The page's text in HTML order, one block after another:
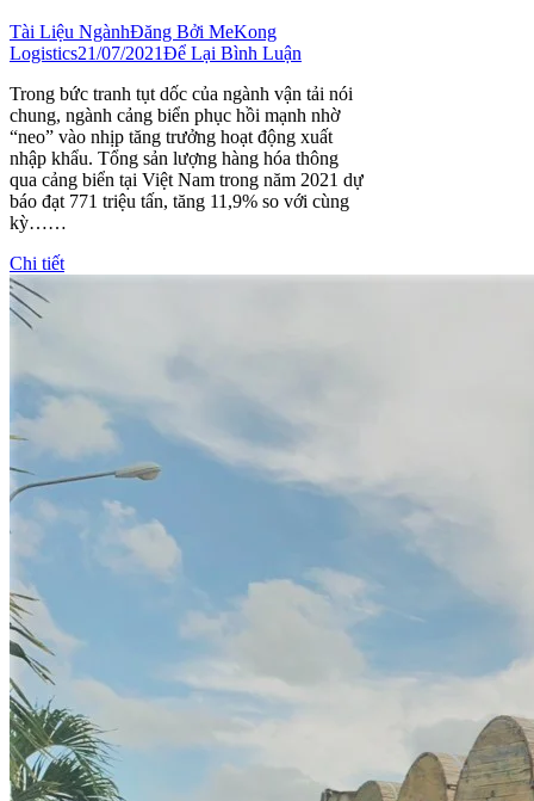
Tài Liệu NgànhĐăng Bởi MeKong
Logistics21/07/2021Để Lại Bình Luận
Trong bức tranh tụt dốc của ngành vận tải nói
chung, ngành cảng biển phục hồi mạnh nhờ
“neo” vào nhịp tăng trưởng hoạt động xuất
nhập khẩu. Tổng sản lượng hàng hóa thông
qua cảng biển tại Việt Nam trong năm 2021 dự
báo đạt 771 triệu tấn, tăng 11,9% so với cùng
kỳ……
Chi tiết